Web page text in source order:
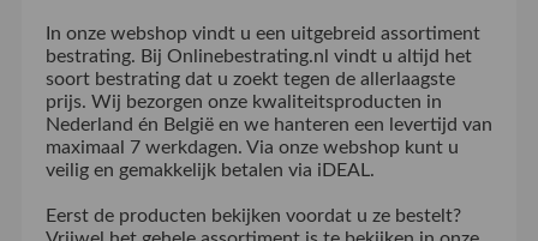
In onze webshop vindt u een uitgebreid assortiment
bestrating. Bij Onlinebestrating.nl vindt u altijd het
soort bestrating dat u zoekt tegen de allerlaagste
prijs. Wij bezorgen onze kwaliteitsproducten in
Nederland én België en we hanteren een levertijd van
maximaal 7 werkdagen. Via onze webshop kunt u
veilig en gemakkelijk betalen via iDEAL.
Eerst de producten bekijken voordat u ze bestelt?